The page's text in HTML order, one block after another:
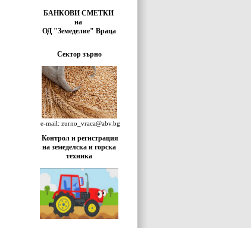
БАНКОВИ СМЕТКИ
на
ОД "Земеделие" Враца
Сектор зърно
e-mail: zurno_vraca@abv.bg
Контрол и регистрация
на земеделска и горска
техника